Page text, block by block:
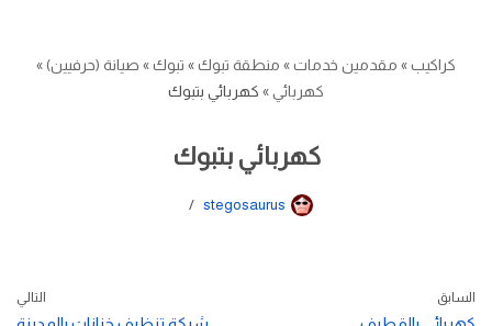
كراكيب» مقدمين خدمات» منطقة تبوك» تبوك» صيانة (حرفيين)»
كهربائي» كهربائي بتبوك
كهربائي بتبوك
stegosaurus
السابق التالي